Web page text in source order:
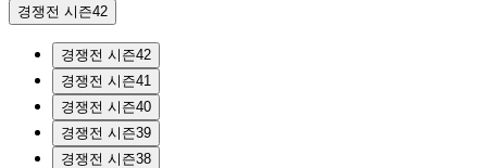
경쟁전 시즌42
경쟁전 시즌42
경쟁전 시즌41
경쟁전 시즌40
경쟁전 시즌39
경쟁전 시즌38